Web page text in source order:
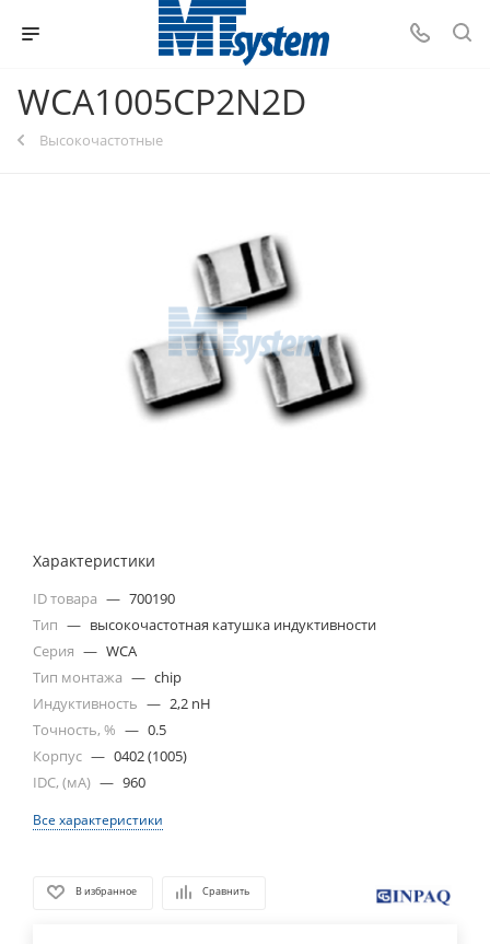
WCA1005CP2N2D
Высокочастотные
Характеристики
ID товара — 700190
Тип — высокочастотная катушка индуктивности
Серия — WCA
Тип монтажа — chip
Индуктивность — 2,2 nH
Точность, % — 0.5
Корпус — 0402 (1005)
IDC, (мА) — 960
Все характеристики
В избранное Сравнить